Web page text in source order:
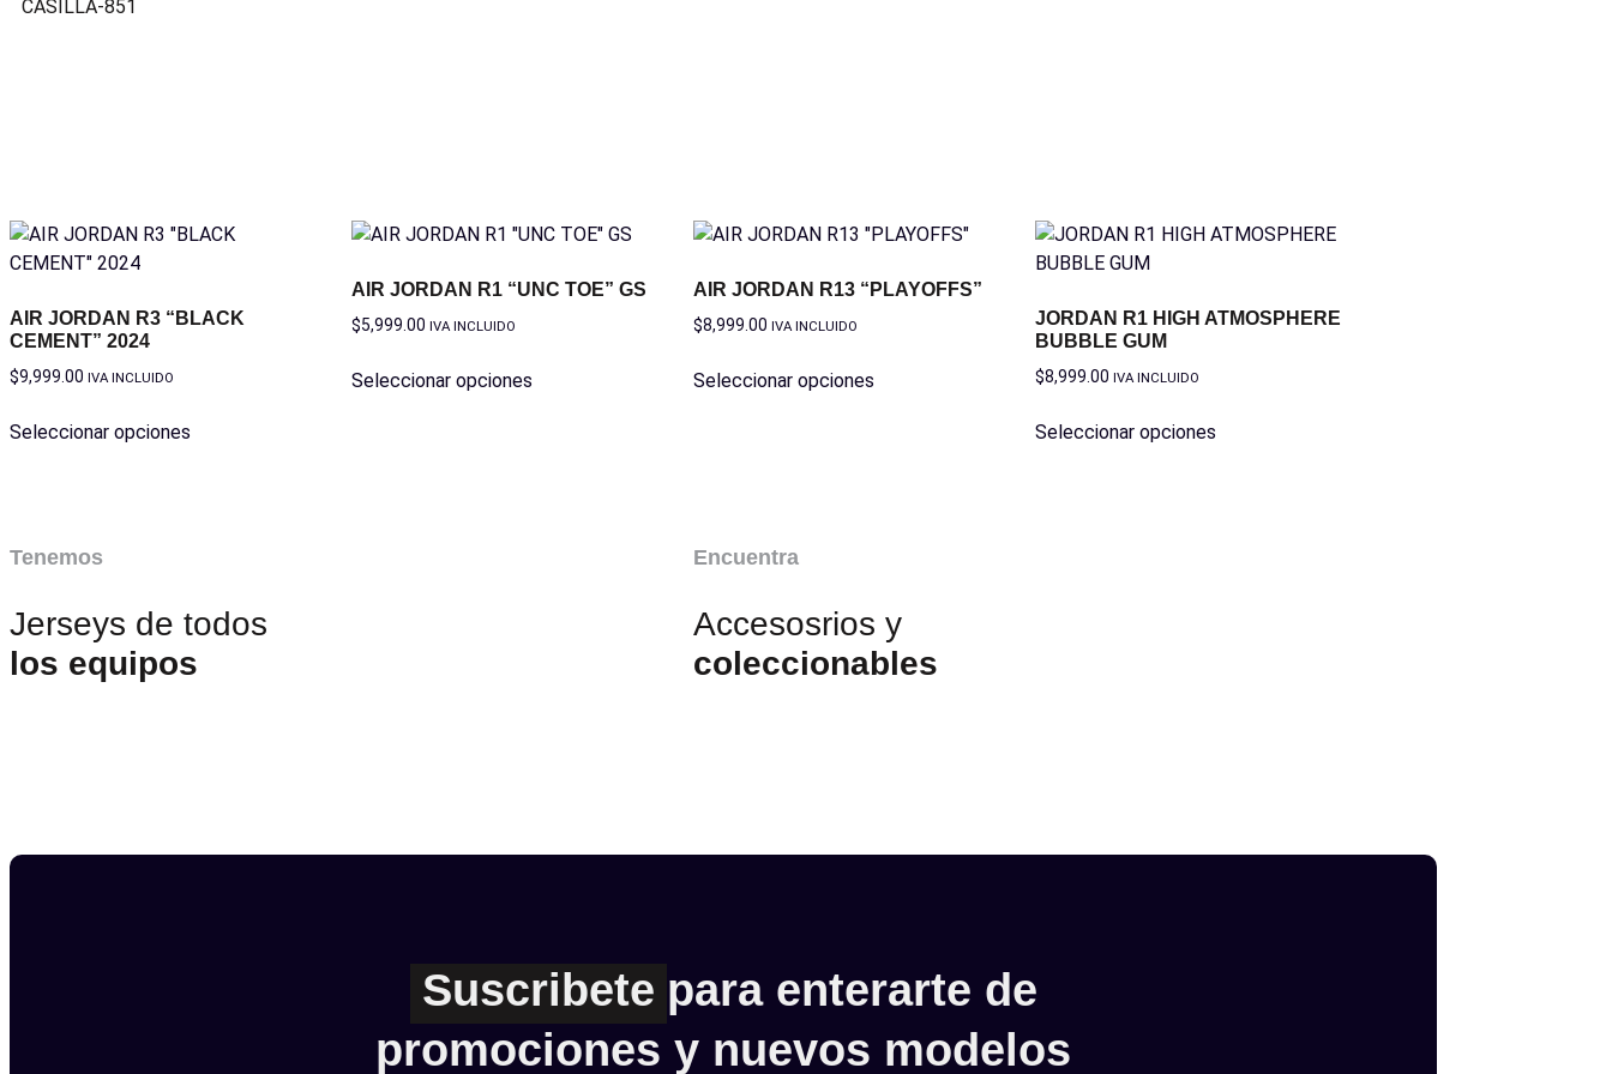
CASILLA-851
AIR JORDAN R3 “BLACK
CEMENT” 2024
$9,999.00 IVA INCLUIDO
Seleccionar opciones
AIR JORDAN R1 “UNC TOE” GS
$5,999.00 IVA INCLUIDO
Seleccionar opciones
AIR JORDAN R13 “PLAYOFFS”
$8,999.00 IVA INCLUIDO
Seleccionar opciones
JORDAN R1 HIGH ATMOSPHERE
BUBBLE GUM
$8,999.00 IVA INCLUIDO
Seleccionar opciones
Tenemos
Jerseys de todos
los equipos
Encuentra
Accesosrios y
coleccionables
Suscribete para enterarte de
promociones y nuevos modelos